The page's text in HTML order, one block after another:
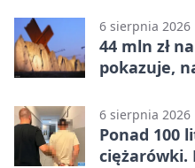
6 sierpnia 2026
44 mln zł
pokazuje,
6 sierpnia 2026
Ponad 100
ciężarówki.